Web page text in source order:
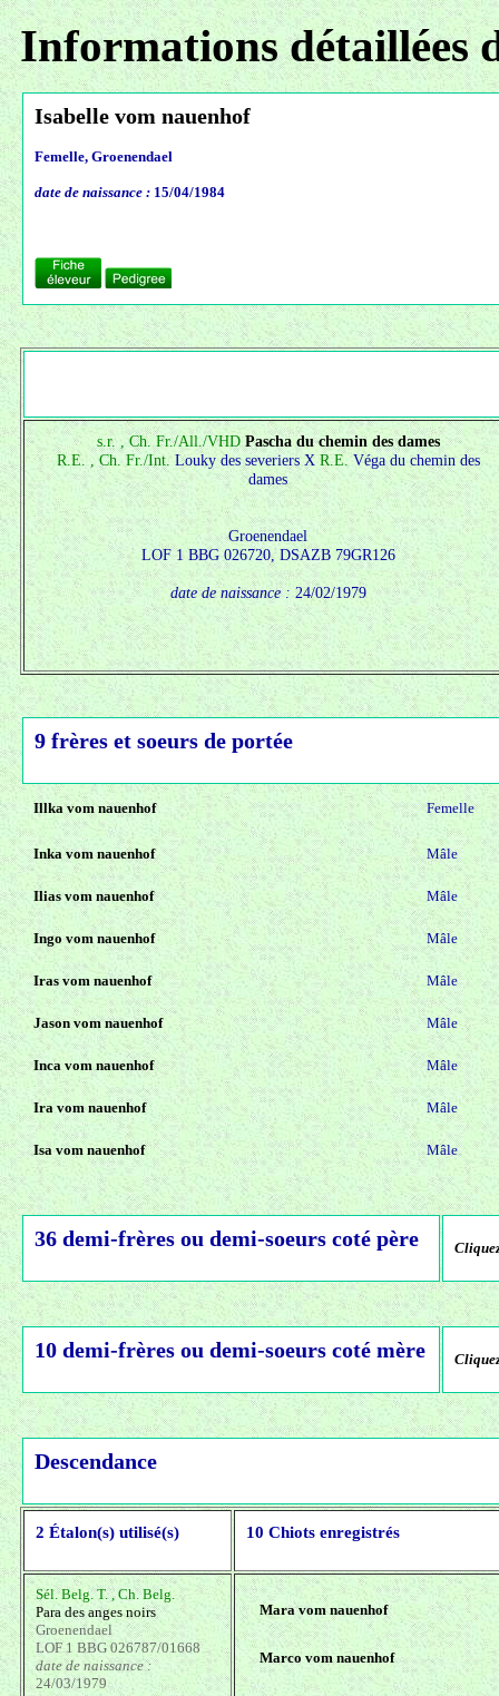
Informations détaillées
Isabelle vom nauenhof
Femelle, Groenendael
date de naissance : 15/04/1984
s.r. , Ch. Fr./All./VHD Pascha du chemin des dames
R.E. , Ch. Fr./Int. Louky des severiers X R.E. Véga du chemin des
dames
Groenendael
LOF 1 BBG 026720, DSAZB 79GR126
date de naissance :24/02/1979
9 frères et soeurs de portée
Illka vom nauenhof Femelle
Inka vom nauenhof Mâle
Ilias vom nauenhof Mâle
Ingo vom nauenhof Mâle
Iras vom nauenhof Mâle
Jason vom nauenhof Mâle
Inca vom nauenhof Mâle
Ira vom nauenhof Mâle
Isa vom nauenhof Mâle
36 demi-frères ou demi-soeurs coté père
10 demi-frères ou demi-soeurs coté mère
Descendance
2 Étalon(s) utilisé(s) 10 Chiots enregistrés
Sél. Belg. T. , Ch. Belg.
Para des anges noirs
Groenendael
LOF 1 BBG 026787/01668
date de naissance :
24/03/1979
Mara vom nauenhof
Marco vom nauenhof